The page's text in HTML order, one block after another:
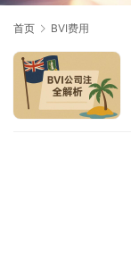
首页 BVI费用